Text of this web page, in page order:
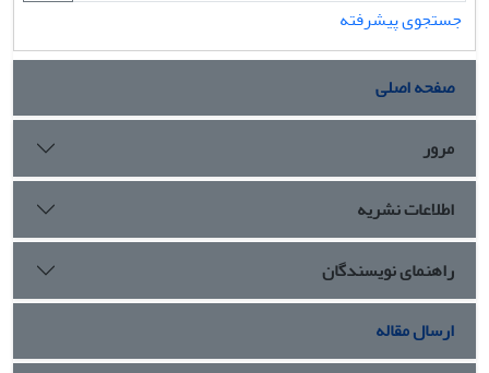
جستجوی پیشرفته
صفحه اصلی
مرور
اطلاعات نشریه
راهنمای نویسندگان
ارسال مقاله